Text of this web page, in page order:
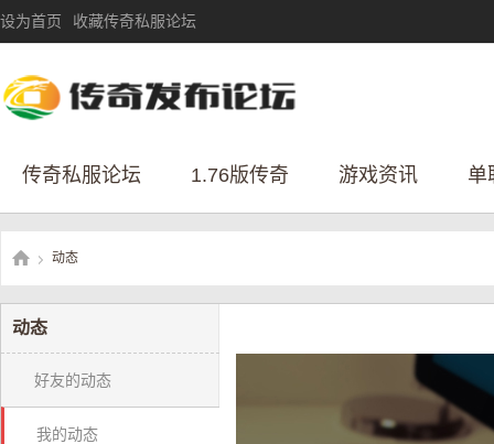
设为首页 收藏传奇私服论坛
传奇私服论坛 1.76版传奇 游戏资讯 单
传
动态
动态
好友的动态
我的动态